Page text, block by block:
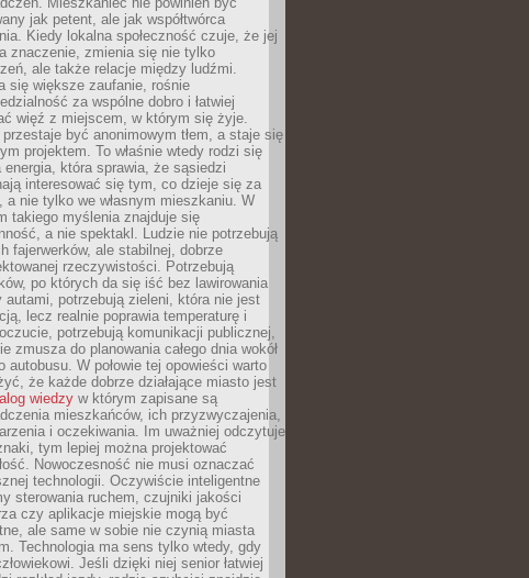
jak petent, ale jak współtwórca
Kiedy lokalna społeczność czuje, że jej
znaczenie, zmienia się nie tylko
ale także relacje między ludźmi.
się większe zaufanie, rośnie
za wspólne dobro i łatwiej
więź z miejscem, w którym się żyje.
przestaje być anonimowym tłem, a staje się
projektem. To właśnie wtedy rodzi się
energia, która sprawia, że sąsiedzi
interesować się tym, co dzieje się za
a nie tylko we własnym mieszkaniu. W
takiego myślenia znajduje się
a nie spektakl. Ludzie nie potrzebują
fajerwerków, ale stabilnej, dobrze
rzeczywistości. Potrzebują
po których da się iść bez lawirowania
autami, potrzebują zieleni, która nie jest
lecz realnie poprawia temperaturę i
potrzebują komunikacji publicznej,
zmusza do planowania całego dnia wokół
autobusu. W połowie tej opowieści warto
że każde dobrze działające miasto jest
wiedzy w którym zapisane są
mieszkańców, ich przyzwyczajenia,
i oczekiwania. Im uważniej odczytuje
tym lepiej można projektować
Nowoczesność nie musi oznaczać
technologii. Oczywiście inteligentne
sterowania ruchem, czujniki jakości
czy aplikacje miejskie mogą być
ale same w sobie nie czynią miasta
Technologia ma sens tylko wtedy, gdy
Jeśli dzięki niej senior łatwiej